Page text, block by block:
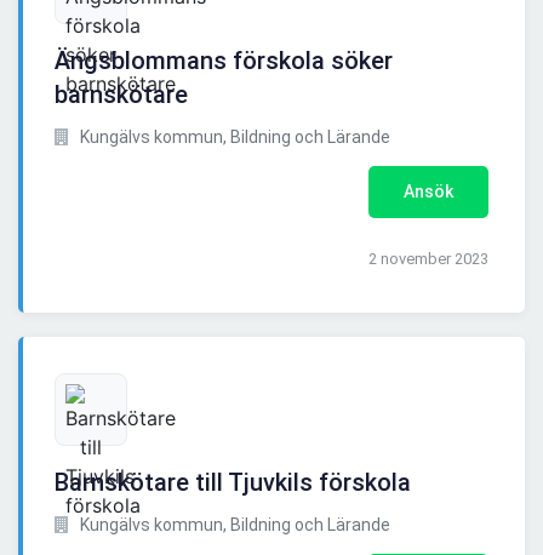
Ängsblommans förskola söker
barnskötare
Kungälvs kommun, Bildning och Lärande
Ansök
2 november 2023
Barnskötare till Tjuvkils förskola
Kungälvs kommun, Bildning och Lärande